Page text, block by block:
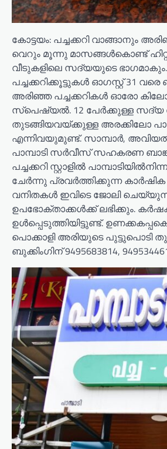
കോട്ടയം: പച്ചക്കറി വാങ്ങാനും
വെറും മൂന്നു മാസങ്ങൾകൊണ്ട്
വീടുകളിലെ സദ്യയുടെ
പച്ചക്കറിക്കൂട്ടുകൾ ഓഗസ്റ്റ് 31
അരിഞ്ഞ പച്ചക്കറികൾ ഓരോ
സ്പെഷ്യൽ. 12 പേർക്കുള്ള സദ്യ
തുടങ്ങിയവയ്ക്കുള്ള അരക്കിലോ
എന്നിവയുമുണ്ട്. സാമ്പാർ,
പാമ്പാടി സർവീസ് സഹകരണ
പച്ചക്കറി സ്റ്റാളിൽ
ചേർന്നു പ്രവർത്തിക്കുന്ന
വനിതകൾ ഇവിടെ ജോലി
ഉപഭോക്താക്കൾക്ക് ലഭിക്കും.
ഉൾപ്പെടുത്തിയിട്ടുണ്ട്.
പൊക്കാളി അരിയുടെ പുട്ടുപൊടി
ബുക്കിംഗിന് 9495683814,